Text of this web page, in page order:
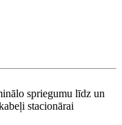
spriegumu līdz un
stacionārai